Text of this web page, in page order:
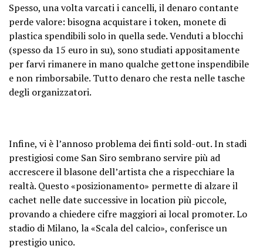
Spesso, una volta varcati i cancelli, il denaro contante
perde valore: bisogna acquistare i token, monete di
plastica spendibili solo in quella sede. Venduti a blocchi
(spesso da 15 euro in su), sono studiati appositamente
per farvi rimanere in mano qualche gettone inspendibile
e non rimborsabile. Tutto denaro che resta nelle tasche
degli organizzatori.
Infine, vi è l’annoso problema dei finti sold-out. In stadi
prestigiosi come San Siro sembrano servire più ad
accrescere il blasone dell’artista che a rispecchiare la
realtà. Questo «posizionamento» permette di alzare il
cachet nelle date successive in location più piccole,
provando a chiedere cifre maggiori ai local promoter. Lo
stadio di Milano, la «Scala del calcio», conferisce un
prestigio unico.